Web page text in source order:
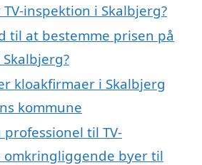
inspektion i Skalbjerg?
til at bestemme prisen på
kloakfirmaer i Skalbjerg
kommune
professionel til TV-
omkringliggende byer til